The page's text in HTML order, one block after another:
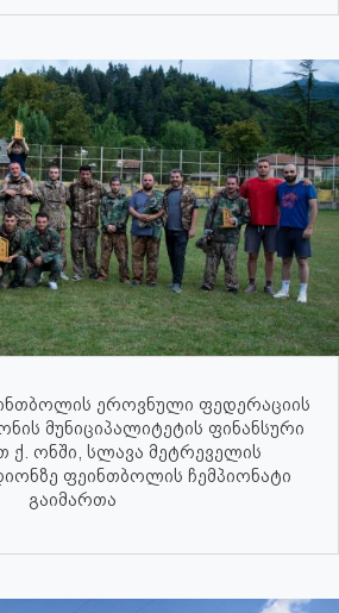
ეროვნული ფედერაციის
მუნიციპალიტეტის ფინანსური
ქ. ონში, სლავა მეტრეველის
ფეინთბოლის ჩემპიონატი
გაიმართა